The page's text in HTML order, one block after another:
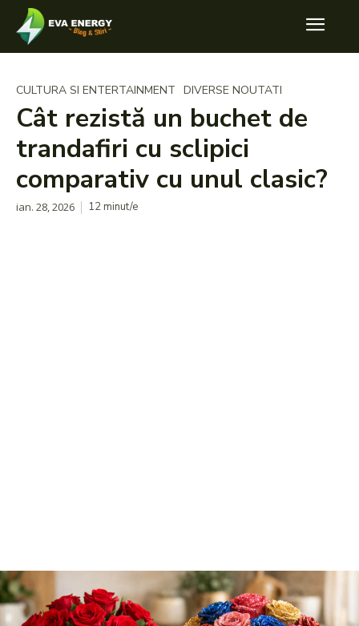
CULTURA SI ENTERTAINMENT DIVERSE NOUTATI
Cât rezistă un buchet de
trandafiri cu sclipici
comparativ cu unul clasic?
ian. 28, 2026 12minut/e